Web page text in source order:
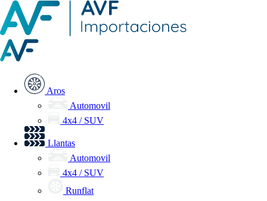
Aros
Automovil
4x4 / SUV
Llantas
Automovil
4x4 / SUV
Runflat